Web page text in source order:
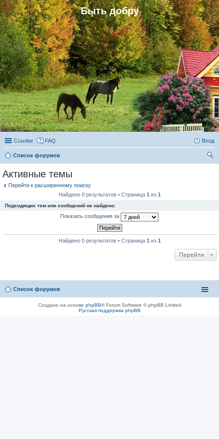
Быть добру
Ссылки FAQ Вход
Список форумов
Активные темы
Перейти к расширенному поиску
Найдено 0 результатов • Страница 1 из 1
Подходящих тем или сообщений не найдено.
Показать сообщения за
Найдено 0 результатов • Страница 1 из 1
Перейти
Список форумов
Создано на основе phpBB® Forum Software © phpBB Limited
Русская поддержка phpBB